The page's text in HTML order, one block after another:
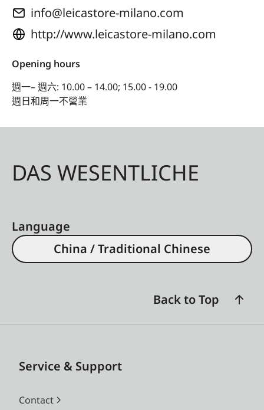
info@leicastore-milano.com
http://www.leicastore-milano.com
Opening hours
週一– 週六: 10.00 – 14.00; 15.00 - 19.00
週日和周一不營業
DAS WESENTLICHE
Language
China / Traditional Chinese
Back to Top
Service & Support
Contact